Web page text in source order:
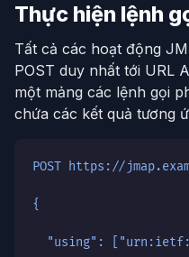
Thực hiện lệnh
Tất cả các hoạt động
POST duy nhất tới URL
một mảng các lệnh gọi
chứa các kết quả tương
POST https://
{
"using":